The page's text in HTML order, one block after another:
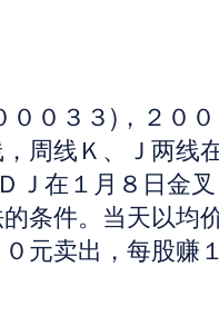
３３)，２００
周线Ｋ、Ｊ两线
Ｊ在１月８日金
条件。当天以均
元卖出，每股赚